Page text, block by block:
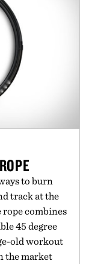
to burn
track at the
rope combines
45 degree
old workout
the market